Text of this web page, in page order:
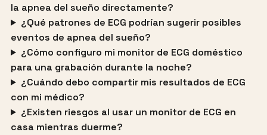
la apnea del sueño directamente?
¿Qué patrones de ECG podrían sugerir posibles
eventos de apnea del sueño?
¿Cómo configuro mi monitor de ECG doméstico
para una grabación durante la noche?
¿Cuándo debo compartir mis resultados de ECG
con mi médico?
¿Existen riesgos al usar un monitor de ECG en
casa mientras duerme?